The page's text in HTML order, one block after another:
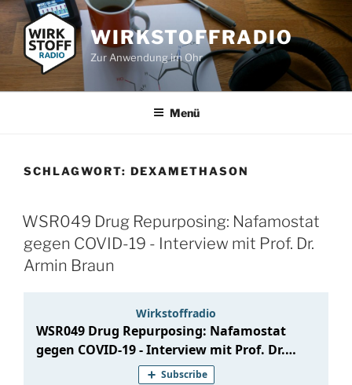
Zum
Inhalt
springen
WIRKSTOFFRADIO
Zur Anwendung im Ohr
Menü
SCHLAGWORT: DEXAMETHASON
WSR049 Drug Repurposing: Nafamostat
gegen COVID-19 - Interview mit Prof. Dr.
Armin Braun